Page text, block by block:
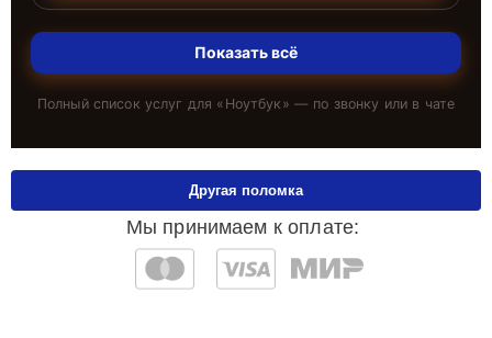
Показать всё
Полный список услуг для « Ноутбук » — по звонку или в чате
Мы принимаем к оплате:
Другая поломка